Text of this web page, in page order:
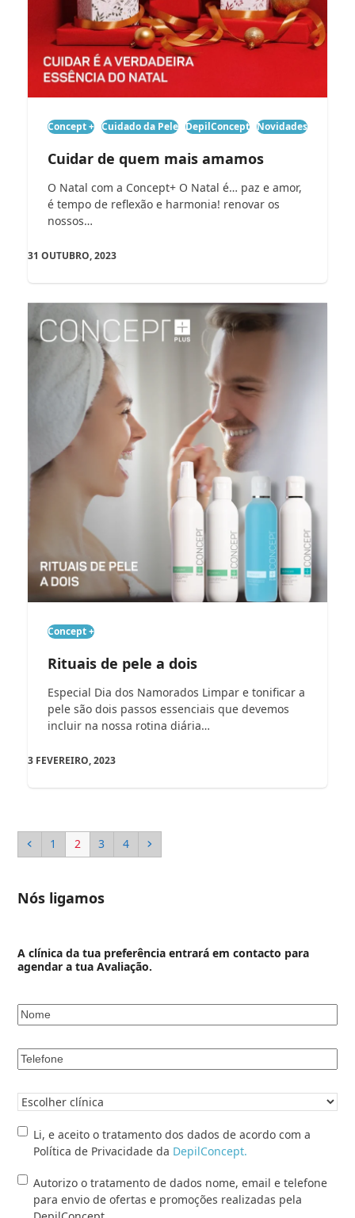
Concept + Cuidado da Pele DepilConcept Novidades
Cuidar de quem mais amamos
O Natal com a Concept+ O Natal é… paz e amor,
é tempo de reflexão e harmonia! renovar os
nossos…
31 OUTUBRO, 2023
Concept +
Rituais de pele a dois
Especial Dia dos Namorados Limpar e tonificar a
pele são dois passos essenciais que devemos
incluir na nossa rotina diária…
3 FEVEREIRO, 2023
Previous
Page
1 Page
2 Page
3 Page
4 Next
Nós ligamos
A clínica da tua preferência entrará em contacto para
agendar a tua Avaliação.
Nome*
Telefone*
Clínica
Li,
o
tratamento
Li, e aceito o tratamento dos dados de acordo com a
Política de Privacidade da DepilConcept.
Autorizo
Autorizo o tratamento de dados nome, email e telefone
para envio de ofertas e promoções realizadas pela